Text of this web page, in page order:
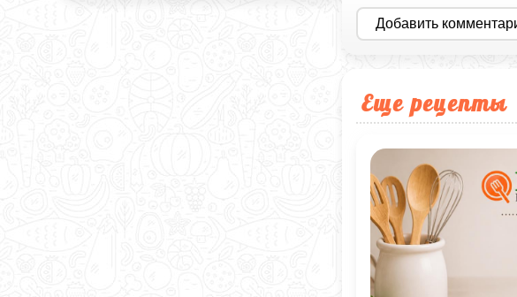
Добавить
Еще рецепты